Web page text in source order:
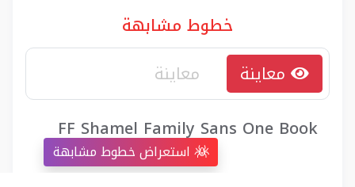
خطوط مشابهة
FF Shamel Family Sans One Book